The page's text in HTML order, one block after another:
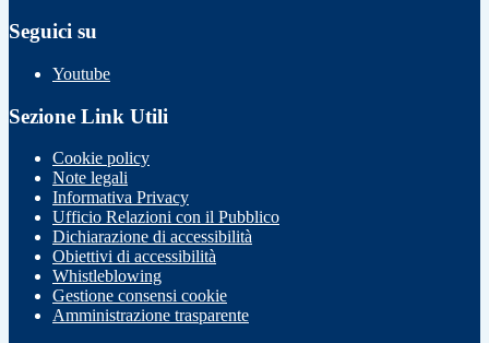
Seguici su
Youtube
Sezione Link Utili
Cookie policy
Note legali
Informativa Privacy
Ufficio Relazioni con il Pubblico
Dichiarazione di accessibilità
Obiettivi di accessibilità
Whistleblowing
Gestione consensi cookie
Amministrazione trasparente